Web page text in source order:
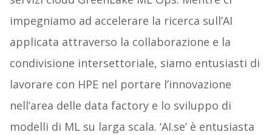
impegniamo ad accelerare la ricerca sull’AI
applicata attraverso la collaborazione e la
condivisione intersettoriale, siamo entusiasti di
lavorare con HPE nel portare l’innovazione
nell’area delle data factory e lo sviluppo di
modelli di ML su larga scala. ‘AI.se’ è entusiasta